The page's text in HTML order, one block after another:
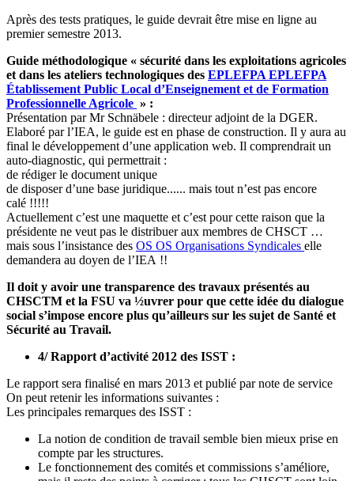
Après des tests pratiques, le guide devrait être mise en ligne au
premier semestre 2013.
Guide méthodologique « sécurité dans les exploitations agricoles
et dans les ateliers technologiques des EPLEFPA EPLEFPA
Établissement Public Local d’Enseignement et de Formation
Professionnelle Agricole » :
Présentation par Mr Schnäbele : directeur adjoint de la DGER.
Elaboré par l’IEA, le guide est en phase de construction. Il y aura au
final le développement d’une application web. Il comprendrait un
auto-diagnostic, qui permettrait :
de rédiger le document unique
de disposer d’une base juridique...... mais tout n’est pas encore
calé !!!!!
Actuellement c’est une maquette et c’est pour cette raison que la
présidente ne veut pas le distribuer aux membres de CHSCT …
mais sous l’insistance des OS OS Organisations Syndicales elle
demandera au doyen de l’IEA !!
Il doit y avoir une transparence des travaux présentés au
CHSCTM et la FSU va ½uvrer pour que cette idée du dialogue
social s’impose encore plus qu’ailleurs sur les sujet de Santé et
Sécurité au Travail.
4/ Rapport d’activité 2012 des ISST :
Le rapport sera finalisé en mars 2013 et publié par note de service
On peut retenir les informations suivantes :
Les principales remarques des ISST :
La notion de condition de travail semble bien mieux prise en
compte par les structures.
Le fonctionnement des comités et commissions s’améliore,